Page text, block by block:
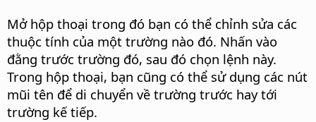
Mở hộp thoại trong đó bạn có thể chỉnh sửa các
thuộc tính của một trường nào đó. Nhấn vào
đằng trước trường đó, sau đó chọn lệnh này.
Trong hộp thoại, bạn cũng có thể sử dụng các nút
mũi tên để di chuyển về trường trước hay tới
trường kế tiếp.